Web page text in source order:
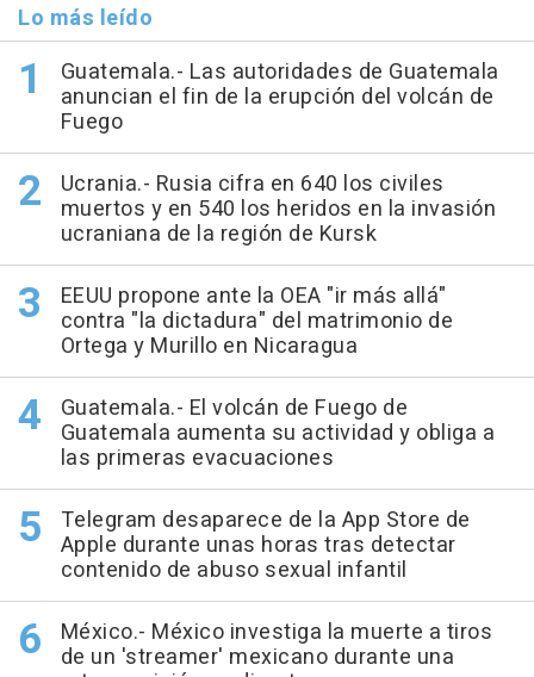
Lo más leído
Guatemala.- Las autoridades de Guatemala
anuncian el fin de la erupción del volcán de
Fuego
Ucrania.- Rusia cifra en 640 los civiles
muertos y en 540 los heridos en la invasión
ucraniana de la región de Kursk
EEUU propone ante la OEA "ir más allá"
contra "la dictadura" del matrimonio de
Ortega y Murillo en Nicaragua
Guatemala.- El volcán de Fuego de
Guatemala aumenta su actividad y obliga a
las primeras evacuaciones
Telegram desaparece de la App Store de
Apple durante unas horas tras detectar
contenido de abuso sexual infantil
México.- México investiga la muerte a tiros
de un 'streamer' mexicano durante una